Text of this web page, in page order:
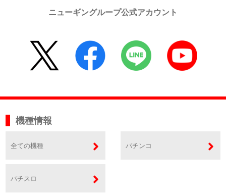
ニューギングループ公式アカウント
機種情報
全ての機種 パチンコ
パチスロ